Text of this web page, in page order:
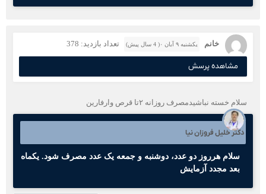
خانم یکشنبه ۹ آبان ۰( 4 سال پیش) تعداد بازدید: 378
مشاهده پرسش
سلام خسته نباشیدمصرف روزانه ۲تا قرص وارفارین
دکتر خلیل فروزان نیا
سلام هرروز دو عدد، دوشنبه و جمعه یک عدد مصرف شود. یکماه
بعد مجدد آزمایش